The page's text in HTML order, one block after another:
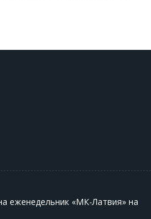
еженедельник «МК-Латвия» на